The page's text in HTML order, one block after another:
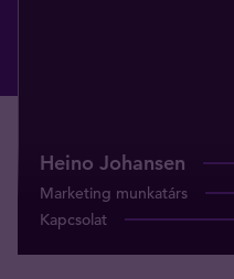
Heino Johansen
Marketing munkatárs
Kapcsolat